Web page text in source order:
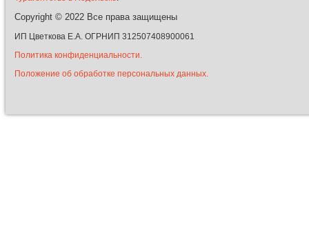
Copyright © 2022 Все права защищены
ИП Цветкова Е.А. ОГРНИП 312507408900061
Политика конфиденциальности.
Положение об обработке персональных данных.